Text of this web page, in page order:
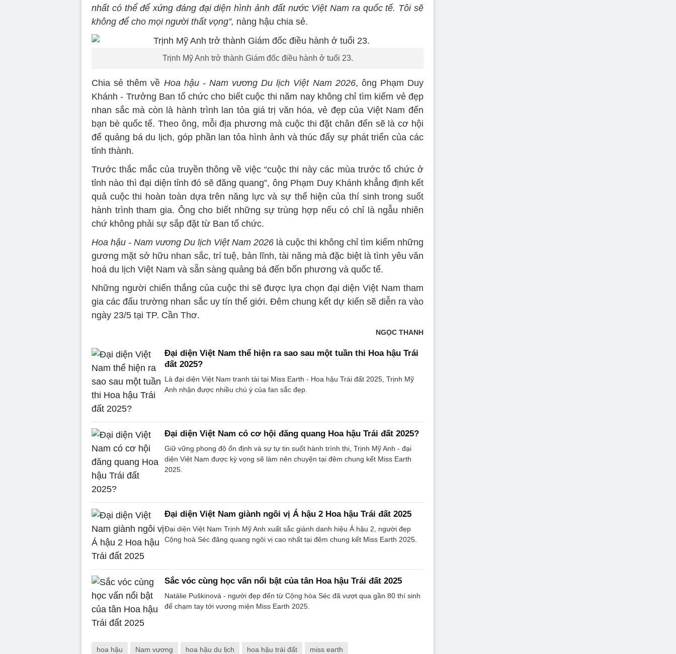
nhất có thể để xứng đáng đại diện hình ảnh đất nước Việt Nam ra quốc tế. Tôi sẽ
không để cho mọi người thất vọng”, nàng hậu chia sẻ.
Trịnh Mỹ Anh trở thành Giám đốc điều hành ở tuổi 23.
Chia sẻ thêm về Hoa hậu - Nam vương Du lịch Việt Nam 2026, ông Phạm Duy
Khánh - Trưởng Ban tổ chức cho biết cuộc thi năm nay không chỉ tìm kiếm vẻ đẹp
nhan sắc mà còn là hành trình lan tỏa giá trị văn hóa, vẻ đẹp của Việt Nam đến
bạn bè quốc tế. Theo ông, mỗi địa phương mà cuộc thi đặt chân đến sẽ là cơ hội
để quảng bá du lịch, góp phần lan tỏa hình ảnh và thúc đẩy sự phát triển của các
tỉnh thành.
Trước thắc mắc của truyền thông về việc “cuộc thi này các mùa trước tổ chức ở
tỉnh nào thì đại diện tỉnh đó sẽ đăng quang”, ông Phạm Duy Khánh khẳng định kết
quả cuộc thi hoàn toàn dựa trên năng lực và sự thể hiện của thí sinh trong suốt
hành trình tham gia. Ông cho biết những sự trùng hợp nếu có chỉ là ngẫu nhiên
chứ không phải sự sắp đặt từ Ban tổ chức.
Hoa hậu - Nam vương Du lịch Việt Nam 2026 là cuộc thi không chỉ tìm kiếm những
gương mặt sở hữu nhan sắc, trí tuệ, bản lĩnh, tài năng mà đặc biệt là tình yêu văn
hoá du lịch Việt Nam và sẵn sàng quảng bá đến bốn phương và quốc tế.
Những người chiến thắng của cuộc thi sẽ được lựa chọn đại diện Việt Nam tham
gia các đấu trường nhan sắc uy tín thế giới. Đêm chung kết dự kiến sẽ diễn ra vào
ngày 23/5 tại TP. Cần Thơ.
NGỌC THANH
Đại diện Việt Nam thể hiện ra sao sau một tuần thi Hoa hậu Trái
đất 2025?
Là đại diện Việt Nam tranh tài tại Miss Earth - Hoa hậu Trái đất 2025, Trịnh Mỹ
Anh nhận được nhiều chú ý của fan sắc đẹp.
Đại diện Việt Nam có cơ hội đăng quang Hoa hậu Trái đất 2025?
Giữ vững phong độ ổn định và sự tự tin suốt hành trình thi, Trịnh Mỹ Anh - đại
diện Việt Nam được kỳ vọng sẽ làm nên chuyện tại đêm chung kết Miss Earth
2025.
Đại diện Việt Nam giành ngôi vị Á hậu 2 Hoa hậu Trái đất 2025
Đại diện Việt Nam Trịnh Mỹ Anh xuất sắc giành danh hiệu Á hậu 2, người đẹp
Cộng hoà Séc đăng quang ngôi vị cao nhất tại đêm chung kết Miss Earth 2025.
Sắc vóc cùng học vấn nổi bật của tân Hoa hậu Trái đất 2025
Natálie Puškinová - người đẹp đến từ Cộng hòa Séc đã vượt qua gần 80 thí sinh
để chạm tay tới vương miện Miss Earth 2025.
hoa hậu Nam vương hoa hậu du lịch hoa hậu trái đất miss earth